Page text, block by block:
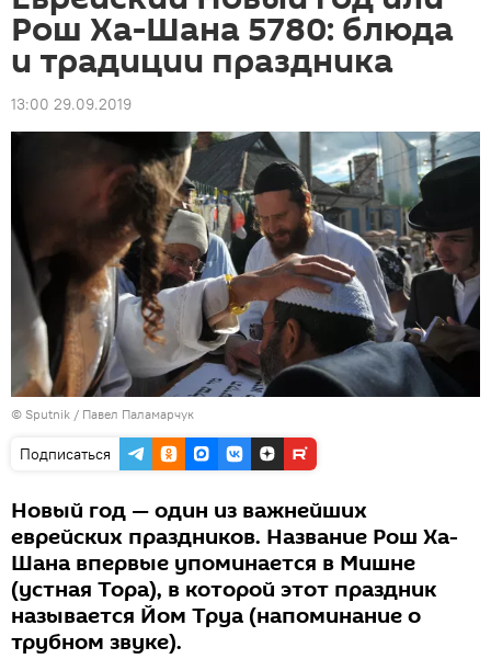
Рош Ха-Шана 5780: блюда
и традиции праздника
13:00 29.09.2019
© Sputnik / Павел Паламарчук
Подписаться
Новый год — один из важнейших
еврейских праздников. Название Рош Ха-
Шана впервые упоминается в Мишне
(устная Тора), в которой этот праздник
называется Йом Труа (напоминание о
трубном звуке).